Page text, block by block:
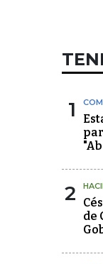
1
2
de